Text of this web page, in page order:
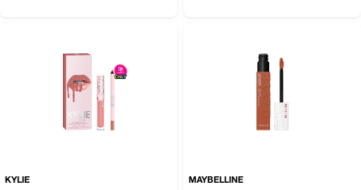
ฟื้นบำรุงริมฝีปากเนียนนุ่มชุ่มชื้นลดความหมองคล้ำพร้อมมอบความฉ่ำวาวอิ่มฟูดู
สุขภาพดีในทุกวัน สัมผัสออยล์เบาสบายไม่เหนอะหนะแต่งแต้มสีสันสดใสเปล่ง
KYLIE
MAYBELLINE